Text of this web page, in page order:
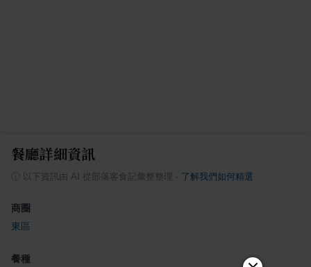
餐廳詳細資訊
以下資訊由 AI 從部落客食記彙整整理 了解我們如何精選
商圈
東區
餐種